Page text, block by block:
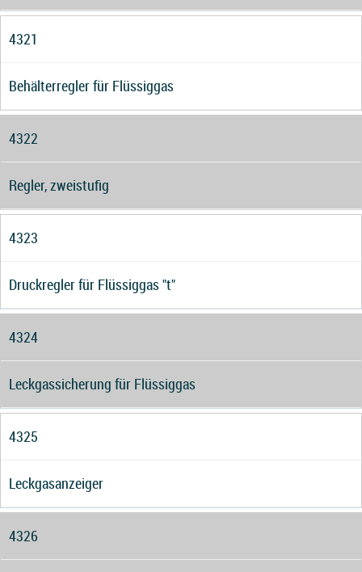
4321
Behälterregler für Flüssiggas
4322
Regler, zweistufig
4323
Druckregler für Flüssiggas "t"
4324
Leckgassicherung für Flüssiggas
4325
Leckgasanzeiger
4326